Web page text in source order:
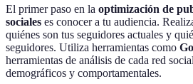
El primer paso en la optimización de
sociales es conocer a tu audiencia.
quiénes son tus seguidores actuales y
seguidores. Utiliza herramientas como
herramientas de análisis de cada red
demográficos y comportamentales.